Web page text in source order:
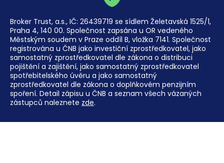
Broker Trust, a.s., IČ: 26439719 se sídlem Želetavská 1525/1,
Praha 4, 140 00. Společnost zapsána u OR vedeného
Městským soudem v Praze oddíl B, vložka 7141. Společnost
registrována u ČNB jako investiční zprostředkovatel, jako
samostatný zprostředkovatel dle zákona o distribuci
pojištění a zajištění, jako samostatný zprostředkovatel
spotřebitelského úvěru a jako samostatný
zprostředkovatel dle zákona o doplňkovém penzijním
spoření. Detail zápisu u ČNB a seznam všech vázaných
zástupců naleznete zde.